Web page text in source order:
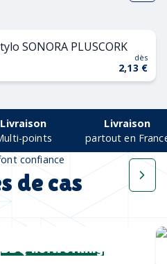
dès
2,13 €
Livraison
points
Livraison
partout en
confiance
de cas
BBQ networking